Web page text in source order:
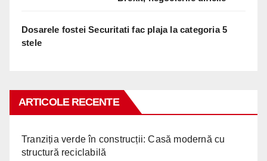
Dosarele fostei Securitati fac plaja la categoria 5
stele
ARTICOLE RECENTE
Tranziția verde în construcții: Casă modernă cu
structură reciclabilă